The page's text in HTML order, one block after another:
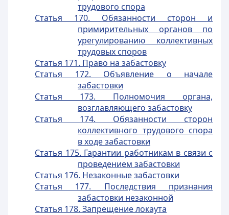
трудового спора
Статья 170. Обязанности сторон и
примирительных органов по
урегулированию коллективных
трудовых споров
Статья 171. Право на забастовку
Статья 172. Объявление о начале
забастовки
Статья 173. Полномочия органа,
возглавляющего забастовку
Статья 174. Обязанности сторон
коллективного трудового спора
в ходе забастовки
Статья 175. Гарантии работникам в связи с
проведением забастовки
Статья 176. Незаконные забастовки
Статья 177. Последствия признания
забастовки незаконной
Статья 178. Запрещение локаута